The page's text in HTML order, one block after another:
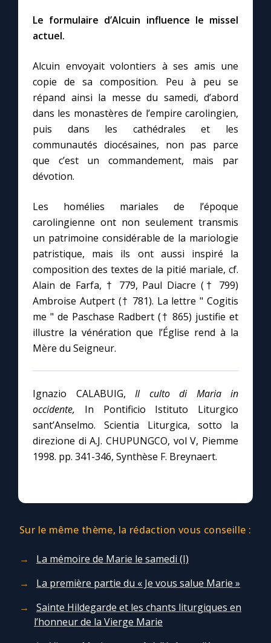
Le formulaire d’Alcuin influence le missel
actuel.
Alcuin envoyait volontiers à ses amis une
copie de sa composition. Peu à peu se
répand ainsi la messe du samedi, d’abord
dans les monastères de l’empire carolingien,
puis dans les cathédrales et les
communautés diocésaines, non pas parce
que c’est un commandement, mais par
dévotion.
Les homélies mariales de l’époque
carolingienne ont non seulement transmis
un patrimoine considérable de la mariologie
patristique, mais ils ont aussi inspiré la
composition des textes de la pitié mariale, cf.
Alain de Farfa, † 779, Paul Diacre († 799)
Ambroise Autpert († 781). La lettre " Cogitis
me " de Paschase Radbert († 865) justifie et
illustre la vénération que l’Église rend à la
Mère du Seigneur.
Ignazio CALABUIG, Il culto di Maria in
occidente, In Pontificio Istituto Liturgico
sant’Anselmo. Scientia Liturgica, sotto la
direzione di A.J. CHUPUNGCO, vol V, Piemme
1998. pp. 341-346, Synthèse F. Breynaert.
Sur le même thème, la rédaction vous conseille :
La mémoire de Marie le samedi (I)
La première partie du « Je vous salue Marie »
Sainte Hildegarde et les chants liturgiques en
l’honneur de la Vierge Marie